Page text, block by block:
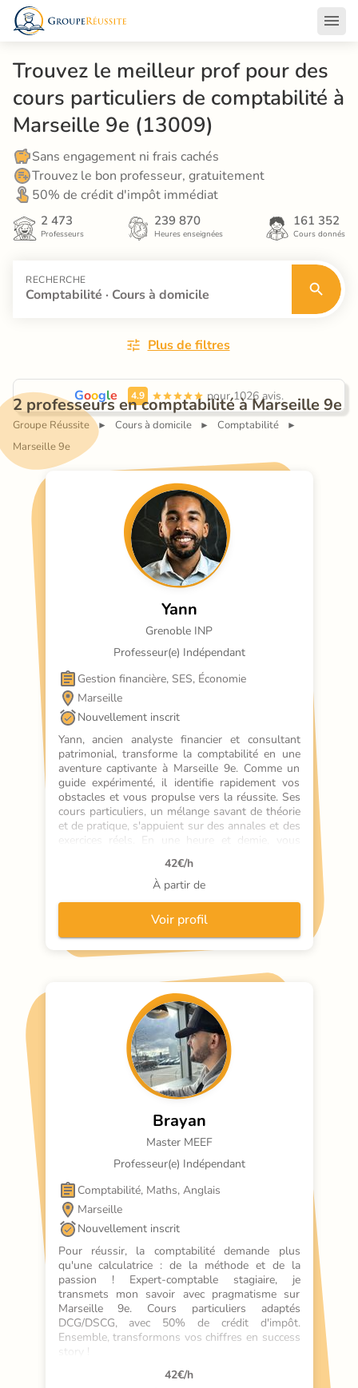
Trouvez le meilleur prof pour des
cours particuliers de comptabilité à
Marseille 9e (13009)
Sans engagement ni frais cachés
Trouvez le bon professeur, gratuitement
50% de crédit d'impôt immédiat
2 473
Professeurs
239 870
Heures enseignées
161 352
Cours donnés
RECHERCHE
Comptabilité · Cours à domicile
Plus de filtres
Google 4.9 pour 1026 avis.
2 professeurs en comptabilité à Marseille 9e
Groupe Réussite ► Cours à domicile ► Comptabilité ►
Marseille 9e
Yann
Grenoble INP
Professeur(e) Indépendant
Gestion financière, SES, Économie
Marseille
Nouvellement inscrit
Yann, ancien analyste financier et consultant
patrimonial, transforme la comptabilité en une
aventure captivante à Marseille 9e. Comme un
guide expérimenté, il identifie rapidement vos
obstacles et vous propulse vers la réussite. Ses
cours particuliers, un mélange savant de théorie
et de pratique, s'appuient sur des annales et des
exercices réels. En une heure et demie, vous
maîtrisez les concepts clés et les appliquez
immédiatement. Yann, c'est la clé pour
déverrouiller votre potentiel en comptabilité, à
42€/h
À partir de
Voir profil
Brayan
Master MEEF
Professeur(e) Indépendant
Comptabilité, Maths, Anglais
Marseille
Nouvellement inscrit
Pour réussir, la comptabilité demande plus
qu'une calculatrice : de la méthode et de la
passion ! Expert-comptable stagiaire, je
transmets mon savoir avec pragmatisme sur
Marseille 9e. Cours particuliers adaptés
DCG/DSCG, avec 50% de crédit d'impôt.
Ensemble, transformons vos chiffres en success
story !
42€/h